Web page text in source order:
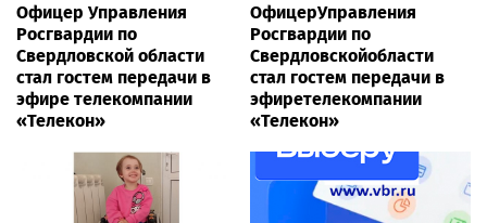
Офицер Управления
Росгвардии по
Свердловской области
стал гостем передачи в
эфире телекомпании
«Телекон»
ОфицерУправления
Росгвардии по
Свердловскойобласти
стал гостем передачи в
эфиретелекомпании
«Телекон»